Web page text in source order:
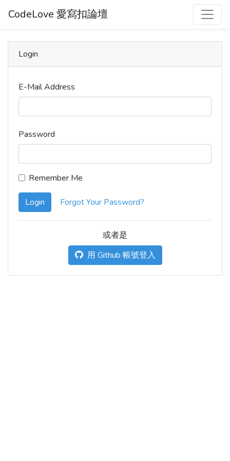
CodeLove 愛寫扣論壇
Login
E-Mail Address
Password
Remember Me
Login Forgot Your Password?
或者是
用 Github 帳號登入